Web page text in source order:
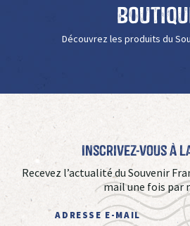
Découvrez les produits du
Inscrivez-vous à
Recevez l’actualité du Souvenir
mail une fois par
ADRESSE E-MAIL